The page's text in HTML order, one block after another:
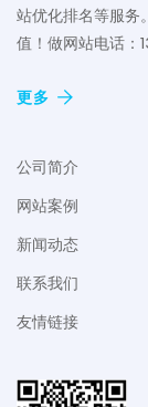
站优化排名等服务
值！做网站电话：
更多
公司简介
网站案例
新闻动态
联系我们
友情链接